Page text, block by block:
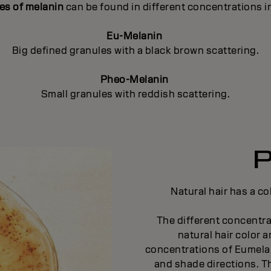
of melanin can be found in different concentrations
Eu-Melanin
Big defined granules with a black brown scattering.
Pheo-Melanin
Small granules with reddish scattering.
Natural hair has a
The different
natural hair color
concentrations of
and shade directions.